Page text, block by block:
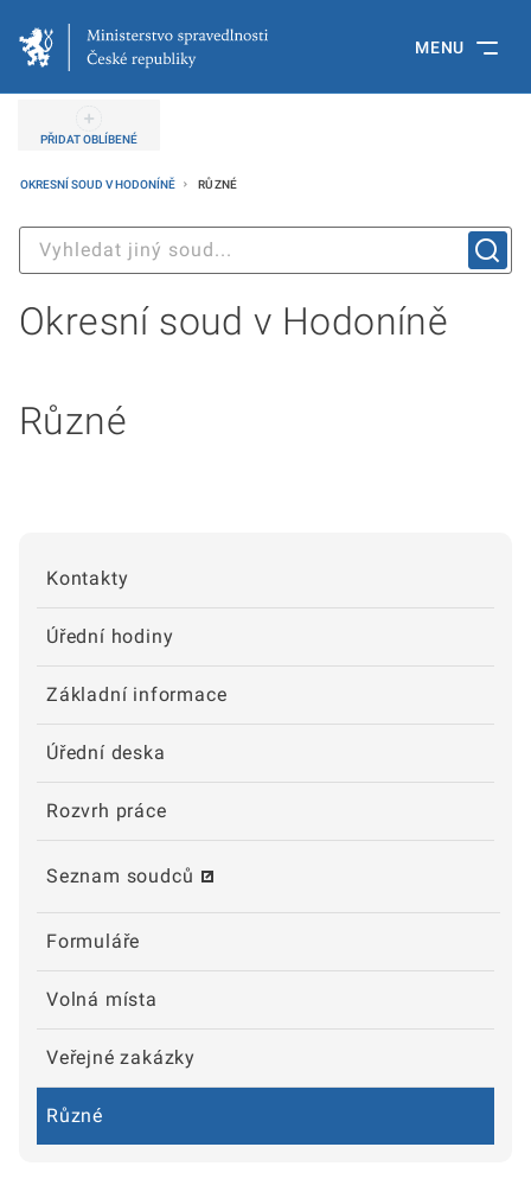
MENU
PŘIDAT OBLÍBENÉ
OKRESNÍ SOUD V HODONÍNĚ RŮZNÉ
Okresní soud v Hodoníně
Kontakty
Úřední hodiny
Základní informace
Úřední deska
Rozvrh práce
Seznam soudců
Formuláře
Volná místa
Veřejné zakázky
Různé
Různé